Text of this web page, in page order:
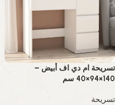
تسريحة ام دي اف أبيض –
140×94×40 سم
تسريحة